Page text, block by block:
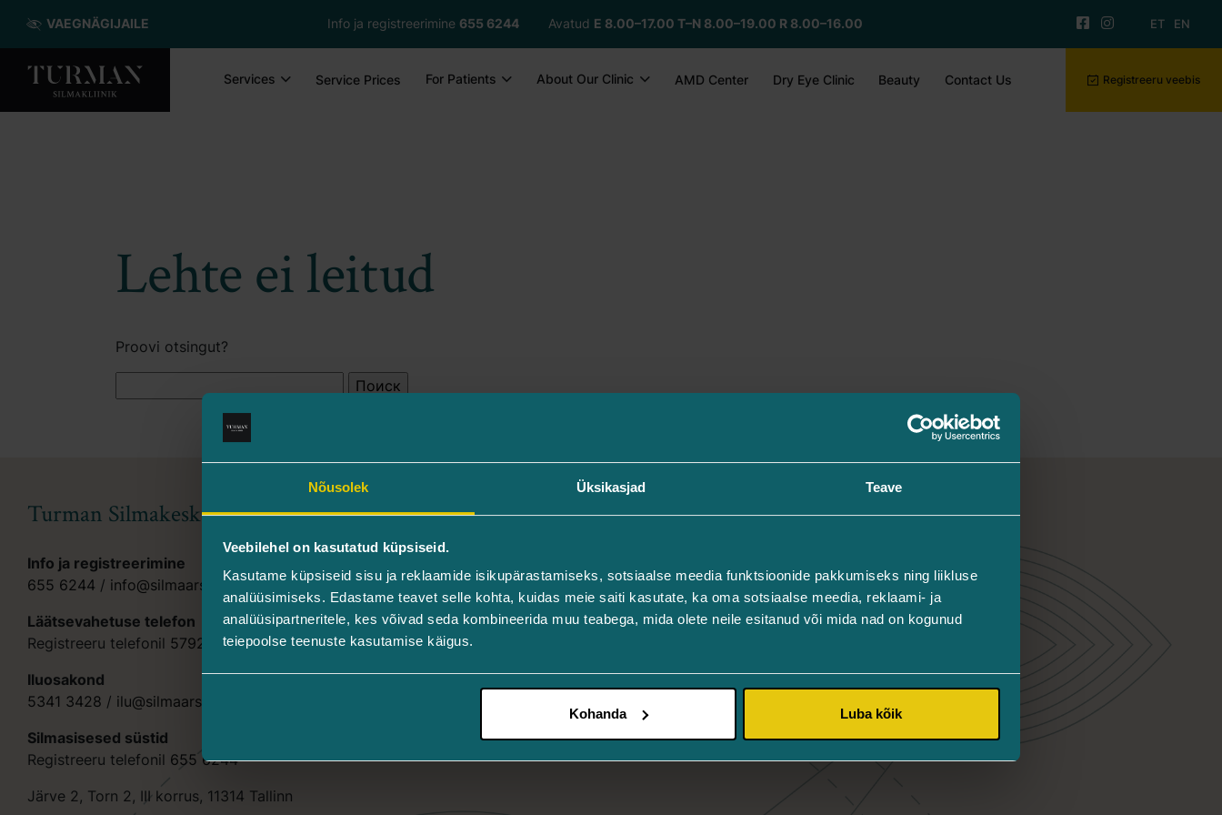
Nõusolek Üksikasjad Teave
Veebilehel on kasutatud küpsiseid.
Kasutame küpsiseid sisu ja reklaamide isikupärastamiseks, sotsiaalse meedia funktsioonide pakkumiseks ning liikluse
analüüsimiseks. Edastame teavet selle kohta, kuidas meie saiti kasutate, ka oma sotsiaalse meedia, reklaami- ja
analüüsipartneritele, kes võivad seda kombineerida muu teabega, mida olete neile esitanud või mida nad on kogunud
teiepoolse teenuste kasutamise käigus.
Kohanda Luba kõik
VAEGNÄGIJAILE Info ja registreerimine 655 6244 Avatud E 8.00–17.00 T–N 8.00–19.00 R 8.00–16.00 ET EN
Services Service Prices For Patients About Our Clinic AMD Center Dry Eye Clinic Beauty Contact Us Registreeru veebis
Lehte ei leitud
Proovi otsingut?
Turman Silmakeskus
Info ja registreerimine
655 6244 / info@silmaarstid.ee
Läätsevahetuse telefon
Registreeru telefonil 5792 0690
Iluosakond
5341 3428 / ilu@silmaarstid.ee
Silmasisesed süstid
Registreeru telefonil 655 6244
Järve 2, Torn 2, III korrus, 11314 Tallinn